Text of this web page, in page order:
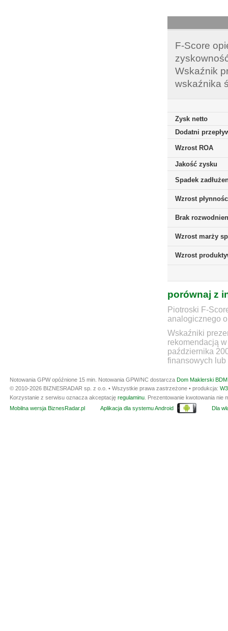
F-Score
Wskaźnik
wskaźnika
Zysk netto
Dodatni
Wzrost ROA
Jakość zysku
Spadek
Wzrost
Brak
Wzrost marży
Wzrost
porównaj z
Piotroski F-
analogicznego
Wskaźniki
rekomendacją
października
finansowych lub
Notowania GPW opóźnione 15 min. Notowania GPW/NC dostarcza Dom Maklerski
© 2010-2026 BIZNESRADAR sp. z o.o. • Wszystkie prawa zastrzeżone • produkcja:
Korzystanie z serwisu oznacza akceptację regulaminu . Prezentowanie kwotowania
Mobilna wersja BiznesRadar.pl
Aplikacja dla systemu Android Dla